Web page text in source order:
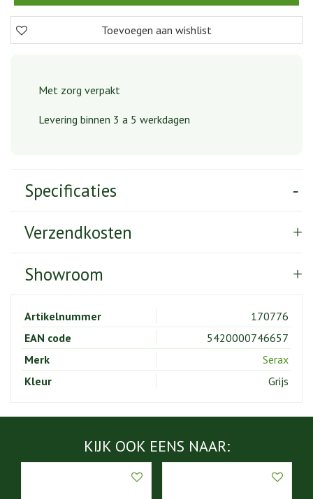
Met zorg verpakt
Levering binnen 3 a 5 werkdagen
Specificaties
Verzendkosten
Showroom
Artikelnummer
170776
EAN code
5420000746657
Merk
Serax
Kleur
Grijs
KIJK OOK EENS NAAR: